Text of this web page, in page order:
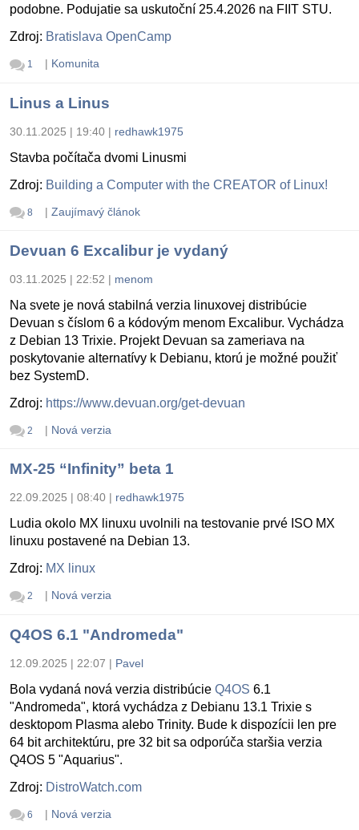
podobne. Podujatie sa uskutoční 25.4.2026 na FIIT STU.
Zdroj: Bratislava OpenCamp
1 | Komunita
Linus a Linus
30.11.2025 | 19:40 | redhawk1975
Stavba počítača dvomi Linusmi
Zdroj: Building a Computer with the CREATOR of Linux!
8 | Zaujímavý článok
Devuan 6 Excalibur je vydaný
03.11.2025 | 22:52 | menom
Na svete je nová stabilná verzia linuxovej distribúcie
Devuan s číslom 6 a kódovým menom Excalibur. Vychádza
z Debian 13 Trixie. Projekt Devuan sa zameriava na
poskytovanie alternatívy k Debianu, ktorú je možné použiť
bez SystemD.
Zdroj: https://www.devuan.org/get-devuan
2 | Nová verzia
MX-25 “Infinity” beta 1
22.09.2025 | 08:40 | redhawk1975
Ludia okolo MX linuxu uvolnili na testovanie prvé ISO MX
linuxu postavené na Debian 13.
Zdroj: MX linux
2 | Nová verzia
Q4OS 6.1 "Andromeda"
12.09.2025 | 22:07 | Pavel
Bola vydaná nová verzia distribúcie Q4OS 6.1
"Andromeda", ktorá vychádza z Debianu 13.1 Trixie s
desktopom Plasma alebo Trinity. Bude k dispozícii len pre
64 bit architektúru, pre 32 bit sa odporúča staršia verzia
Q4OS 5 "Aquarius".
Zdroj: DistroWatch.com
6 | Nová verzia